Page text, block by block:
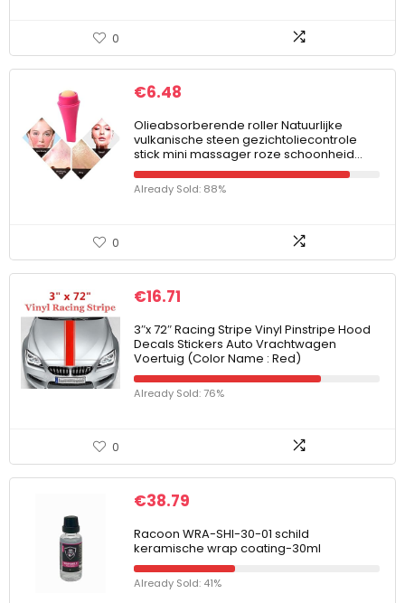
0
€6.48
Olieabsorberende roller Natuurlijke
vulkanische steen gezichtoliecontrole
stick mini massager roze schoonheid…
Already Sold: 88%
0
€16.71
3″x 72″ Racing Stripe Vinyl Pinstripe Hood
Decals Stickers Auto Vrachtwagen
Voertuig (Color Name : Red)
Already Sold: 76%
0
€38.79
Racoon WRA-SHI-30-01 schild
keramische wrap coating-30ml
Already Sold: 41%